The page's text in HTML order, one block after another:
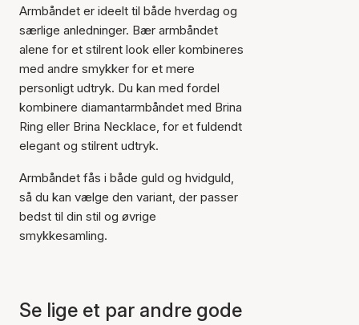
Varen er tilføjet til kurven
Armbåndet er ideelt til både hverdag og
særlige anledninger. Bær armbåndet
alene for et stilrent look eller kombineres
med andre smykker for et mere
personligt udtryk. Du kan med fordel
kombinere diamantarmbåndet med Brina
Ring eller Brina Necklace, for et fuldendt
elegant og stilrent udtryk.
Armbåndet fås i både guld og hvidguld,
så du kan vælge den variant, der passer
bedst til din stil og øvrige
smykkesamling.
Se lige et par andre gode